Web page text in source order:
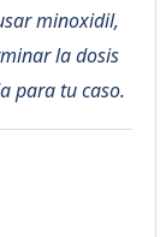
minoxidil,
la dosis
para tu caso.